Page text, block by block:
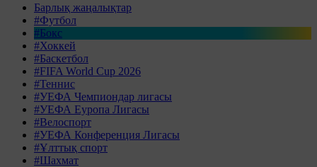
Барлық жаңалықтар
#Футбол
#Бокс
#Хоккей
#Баскетбол
#FIFA World Cup 2026
#Теннис
#УЕФА Чемпиондар лигасы
#УЕФА Еуропа Лигасы
#Велоспорт
#УЕФА Конференция Лигасы
#Ұлттық спорт
#Шахмат